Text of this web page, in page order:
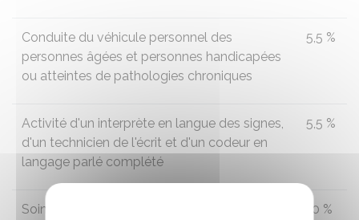
Conduite du véhicule personnel des
personnes âgées et personnes handicapées
ou atteintes de pathologies chroniques
5,5 %
Activité d'un interprète en langue des signes,
d'un technicien de l'écrit et d'un codeur en
langage parlé complété
5,5 %
Soins d'esthétique à domicile pour les
10 %